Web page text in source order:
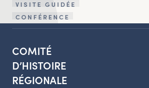
VISITE GUIDÉE
CONFÉRENCE
COMITÉ
D’HISTOIRE
RÉGIONALE